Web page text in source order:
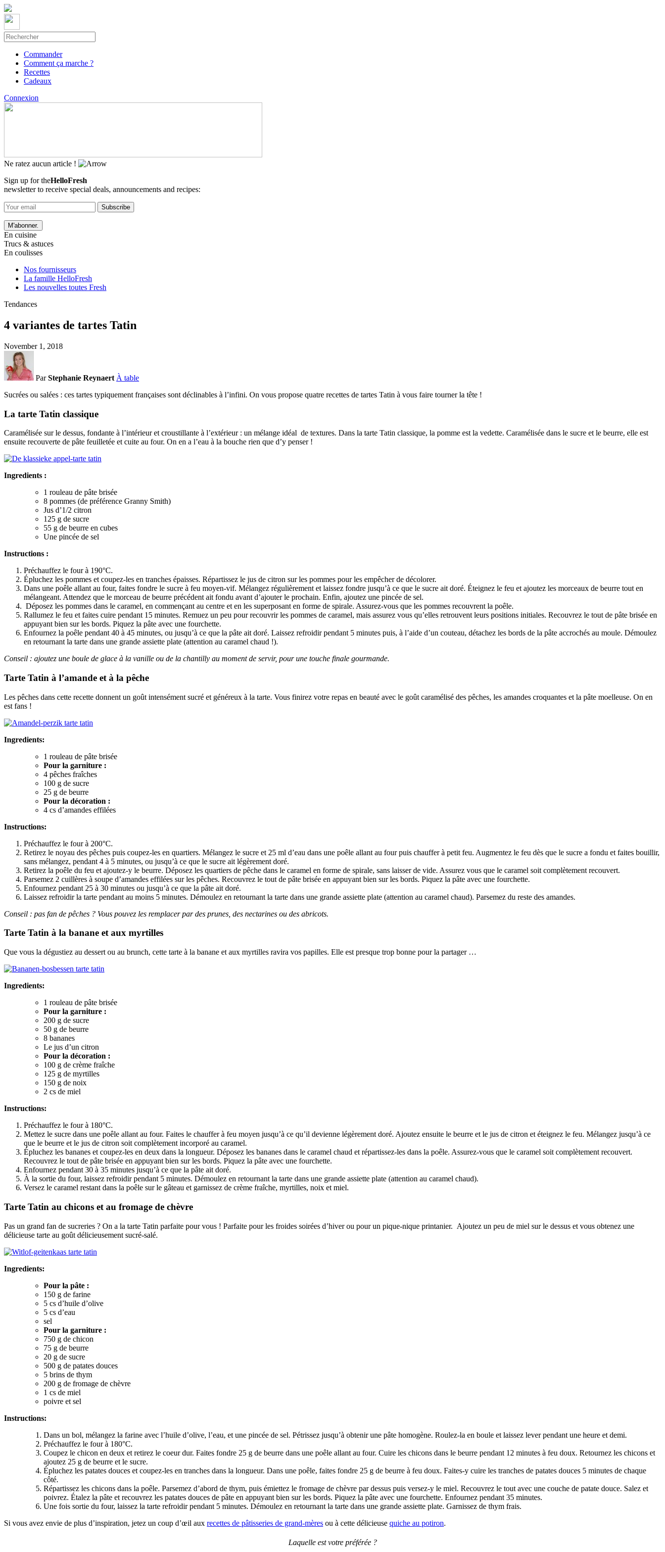
Commander
Comment ça marche ?
Recettes
Cadeaux
Connexion
Ne ratez aucun article !
Sign up for theHelloFresh
newsletter to receive special deals, announcements and recipes:
M'abonner.
En cuisine
Trucs & astuces
En coulisses
Nos fournisseurs
La famille HelloFresh
Les nouvelles toutes Fresh
Tendances
4 variantes de tartes Tatin
November 1, 2018
ParStephanie Reynaert À table
Sucrées ou salées : ces tartes typiquement françaises sont déclinables à l’infini. On vous propose quatre recettes de tartes Tatin à vous faire tourner la tête !
La tarte Tatin classique
Caramélisée sur le dessus, fondante à l’intérieur et croustillante à l’extérieur : un mélange idéal de textures. Dans la tarte Tatin classique, la pomme est la vedette. Caramélisée dans le sucre et le beurre, elle est
ensuite recouverte de pâte feuilletée et cuite au four. On en a l’eau à la bouche rien que d’y penser !
Ingredients :
1 rouleau de pâte brisée
8 pommes (de préférence Granny Smith)
Jus d’1/2 citron
125 g de sucre
55 g de beurre en cubes
Une pincée de sel
Instructions :
Préchauffez le four à 190°C.
Épluchez les pommes et coupez-les en tranches épaisses. Répartissez le jus de citron sur les pommes pour les empêcher de décolorer.
Dans une poêle allant au four, faites fondre le sucre à feu moyen-vif. Mélangez régulièrement et laissez fondre jusqu’à ce que le sucre ait doré. Éteignez le feu et ajoutez les morceaux de beurre tout en
mélangeant. Attendez que le morceau de beurre précédent ait fondu avant d’ajouter le prochain. Enfin, ajoutez une pincée de sel.
Déposez les pommes dans le caramel, en commençant au centre et en les superposant en forme de spirale. Assurez-vous que les pommes recouvrent la poêle.
Rallumez le feu et faites cuire pendant 15 minutes. Remuez un peu pour recouvrir les pommes de caramel, mais assurez vous qu’elles retrouvent leurs positions initiales. Recouvrez le tout de pâte brisée en
appuyant bien sur les bords. Piquez la pâte avec une fourchette.
Enfournez la poêle pendant 40 à 45 minutes, ou jusqu’à ce que la pâte ait doré. Laissez refroidir pendant 5 minutes puis, à l’aide d’un couteau, détachez les bords de la pâte accrochés au moule. Démoulez
en retournant la tarte dans une grande assiette plate (attention au caramel chaud !).
Conseil : ajoutez une boule de glace à la vanille ou de la chantilly au moment de servir, pour une touche finale gourmande.
Tarte Tatin à l’amande et à la pêche
Les pêches dans cette recette donnent un goût intensément sucré et généreux à la tarte. Vous finirez votre repas en beauté avec le goût caramélisé des pêches, les amandes croquantes et la pâte moelleuse. On en
est fans !
Ingredients:
1 rouleau de pâte brisée
Pour la garniture :
4 pêches fraîches
100 g de sucre
25 g de beurre
Pour la décoration :
4 cs d’amandes effilées
Instructions:
Préchauffez le four à 200°C.
Retirez le noyau des pêches puis coupez-les en quartiers. Mélangez le sucre et 25 ml d’eau dans une poêle allant au four puis chauffer à petit feu. Augmentez le feu dès que le sucre a fondu et faites bouillir,
sans mélangez, pendant 4 à 5 minutes, ou jusqu’à ce que le sucre ait légèrement doré.
Retirez la poêle du feu et ajoutez-y le beurre. Déposez les quartiers de pêche dans le caramel en forme de spirale, sans laisser de vide. Assurez vous que le caramel soit complètement recouvert.
Parsemez 2 cuillères à soupe d’amandes effilées sur les pêches. Recouvrez le tout de pâte brisée en appuyant bien sur les bords. Piquez la pâte avec une fourchette.
Enfournez pendant 25 à 30 minutes ou jusqu’à ce que la pâte ait doré.
Laissez refroidir la tarte pendant au moins 5 minutes. Démoulez en retournant la tarte dans une grande assiette plate (attention au caramel chaud). Parsemez du reste des amandes.
Conseil : pas fan de pêches ? Vous pouvez les remplacer par des prunes, des nectarines ou des abricots.
Tarte Tatin à la banane et aux myrtilles
Que vous la dégustiez au dessert ou au brunch, cette tarte à la banane et aux myrtilles ravira vos papilles. Elle est presque trop bonne pour la partager …
Ingredients:
1 rouleau de pâte brisée
Pour la garniture :
200 g de sucre
50 g de beurre
8 bananes
Le jus d’un citron
Pour la décoration :
100 g de crème fraîche
125 g de myrtilles
150 g de noix
2 cs de miel
Instructions:
Préchauffez le four à 180°C.
Mettez le sucre dans une poêle allant au four. Faites le chauffer à feu moyen jusqu’à ce qu’il devienne légèrement doré. Ajoutez ensuite le beurre et le jus de citron et éteignez le feu. Mélangez jusqu’à ce
que le beurre et le jus de citron soit complètement incorporé au caramel.
Épluchez les bananes et coupez-les en deux dans la longueur. Déposez les bananes dans le caramel chaud et répartissez-les dans la poêle. Assurez-vous que le caramel soit complètement recouvert.
Recouvrez le tout de pâte brisée en appuyant bien sur les bords. Piquez la pâte avec une fourchette.
Enfournez pendant 30 à 35 minutes jusqu’à ce que la pâte ait doré.
À la sortie du four, laissez refroidir pendant 5 minutes. Démoulez en retournant la tarte dans une grande assiette plate (attention au caramel chaud).
Versez le caramel restant dans la poêle sur le gâteau et garnissez de crème fraîche, myrtilles, noix et miel.
Tarte Tatin au chicons et au fromage de chèvre
Pas un grand fan de sucreries ? On a la tarte Tatin parfaite pour vous ! Parfaite pour les froides soirées d’hiver ou pour un pique-nique printanier. Ajoutez un peu de miel sur le dessus et vous obtenez une
délicieuse tarte au goût délicieusement sucré-salé.
Ingredients:
Pour la pâte :
150 g de farine
5 cs d’huile d’olive
5 cs d’eau
sel
Pour la garniture :
750 g de chicon
75 g de beurre
20 g de sucre
500 g de patates douces
5 brins de thym
200 g de fromage de chèvre
1 cs de miel
poivre et sel
Instructions:
Dans un bol, mélangez la farine avec l’huile d’olive, l’eau, et une pincée de sel. Pétrissez jusqu’à obtenir une pâte homogène. Roulez-la en boule et laissez lever pendant une heure et demi.
Préchauffez le four à 180°C.
Coupez le chicon en deux et retirez le coeur dur. Faites fondre 25 g de beurre dans une poêle allant au four. Cuire les chicons dans le beurre pendant 12 minutes à feu doux. Retournez les chicons et
ajoutez 25 g de beurre et le sucre.
Épluchez les patates douces et coupez-les en tranches dans la longueur. Dans une poêle, faites fondre 25 g de beurre à feu doux. Faites-y cuire les tranches de patates douces 5 minutes de chaque
côté.
Répartissez les chicons dans la poêle. Parsemez d’abord de thym, puis émiettez le fromage de chèvre par dessus puis versez-y le miel. Recouvrez le tout avec une couche de patate douce. Salez et
poivrez. Étalez la pâte et recouvrez les patates douces de pâte en appuyant bien sur les bords. Piquez la pâte avec une fourchette. Enfournez pendant 35 minutes.
Une fois sortie du four, laissez la tarte refroidir pendant 5 minutes. Démoulez en retournant la tarte dans une grande assiette plate. Garnissez de thym frais.
Si vous avez envie de plus d’inspiration, jetez un coup d’œil aux recettes de pâtisseries de grand-mères ou à cette délicieuse quiche au potiron.
Laquelle est votre préférée ?